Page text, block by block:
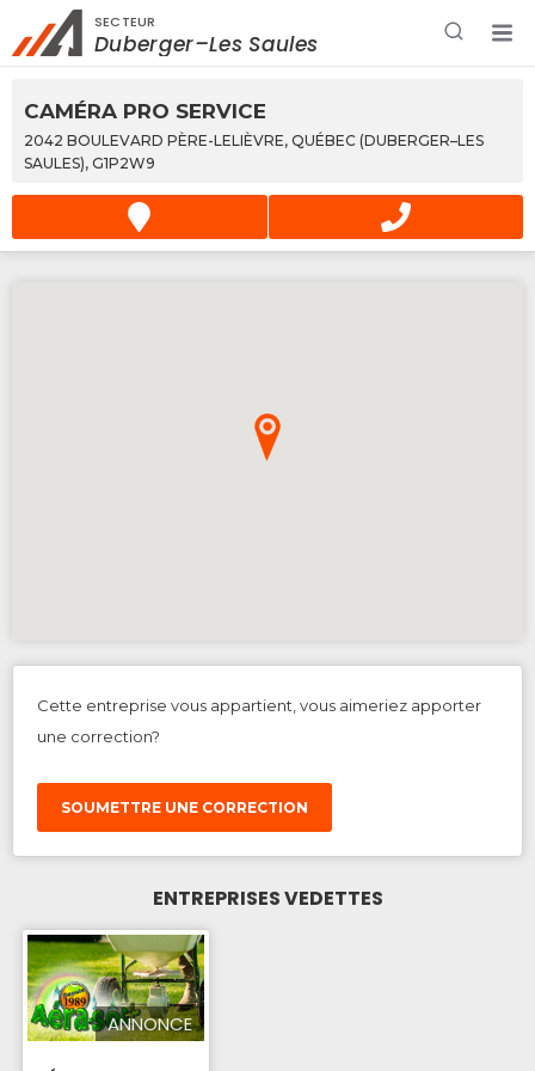
Rechercher à proximité - Entreprise / Rabais /
Services
SECTEUR
Duberger–Les Saules
CAMÉRA PRO SERVICE
2042 BOULEVARD PÈRE-LELIÈVRE, QUÉBEC (DUBERGER–LES
SAULES), G1P2W9
Cette entreprise vous appartient, vous aimeriez apporter
une correction?
SOUMETTRE UNE CORRECTION
ENTREPRISES VEDETTES
ANNONCE